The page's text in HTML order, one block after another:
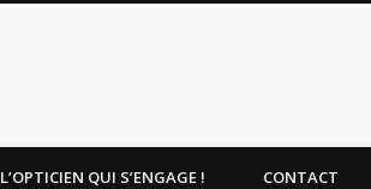
L’OPTICIEN QUI S’ENGAGE ! CONTACT